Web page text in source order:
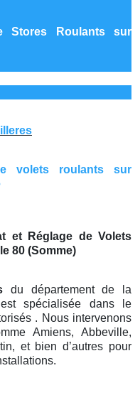
Stores Roulants sur
volets roulants sur
et Réglage de Volets
80 (Somme)
du département de la
spécialisée dans le
. Nous intervenons
Amiens, Abbeville,
et bien d’autres pour